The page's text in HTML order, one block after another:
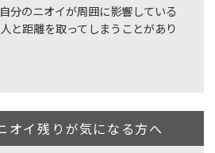
分のニオイが周囲に影響している
と距離を取ってしまうことがあり
オイ残りが気になる方へ